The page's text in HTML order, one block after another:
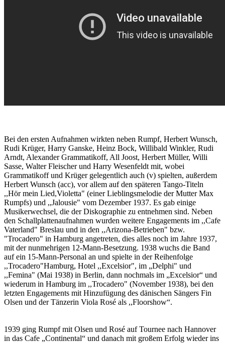
Bei den ersten Aufnahmen wirkten neben Rumpf, Herbert Wunsch,
Rudi Krüger, Harry Ganske, Heinz Bock, Willibald Winkler, Rudi
Arndt, Alexander Grammatikoff, All Joost, Herbert Müller, Willi
Sasse, Walter Fleischer und Harry Wesenfeldt mit, wobei
Grammatikoff und Krüger gelegentlich auch (v) spielten, außerdem
Herbert Wunsch (acc), vor allem auf den späteren Tango-Titeln
,,Hör mein Lied,Violetta" (einer Lieblingsmelodie der Mutter Max
Rumpfs) und ,,Jalousie" vom Dezember 1937. Es gab einige
Musikerwechsel, die der Diskographie zu entnehmen sind. Neben
den Schallplattenaufnahmen wurden weitere Engagements im ,,Cafe
Vaterland" Breslau und in den ,,Arizona-Betrieben" bzw.
"Trocadero" in Hamburg angetreten, dies alles noch im Jahre 1937,
mit der nunmehrigen 12-Mann-Besetzung. 1938 wuchs die Band
auf ein 15-Mann-Personal an und spielte in der Reihenfolge
,,Trocadero"Hamburg, Hotel ,,Excelsior", im „Delphi" und
,,Femina" (Mai 1938) in Berlin, dann nochmals im „Excelsior“ und
wiederum in Hamburg im ,,Trocadero" (November 1938), bei den
letzten Engagements mit Hinzufügung des dänischen Sängers Fin
Olsen und der Tänzerin Viola Rosé als ,,Floorshow“.
1939 ging Rumpf mit Olsen und Rosé auf Tournee nach Hannover
in das Cafe „Continental“ und danach mit großem Erfolg wieder ins